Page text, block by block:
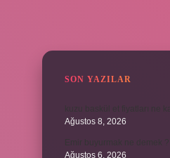
SON YAZILAR
Ağustos 8, 2026
Ağustos 6, 2026